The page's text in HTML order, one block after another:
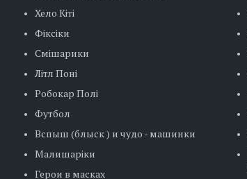
Хело Кіті
Фіксіки
Смішарики
Літл Поні
Робокар Полі
Футбол
Вспыш (блыск ) и чудо - машинки
Малишаріки
Герои в масках